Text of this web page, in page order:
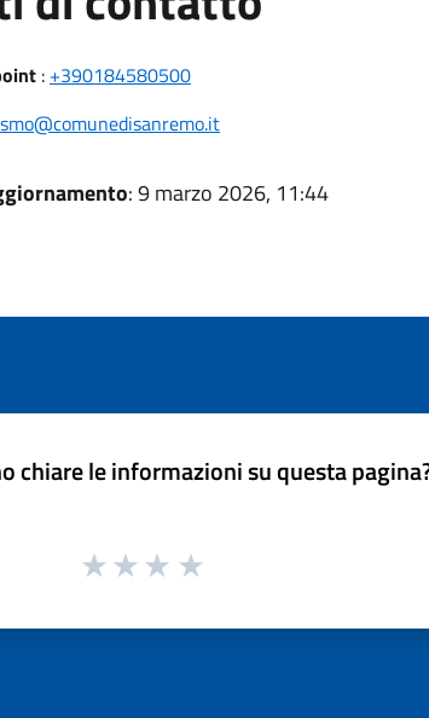
: +390184580500
: 9 marzo 2026, 11:44
chiare le informazioni su questa